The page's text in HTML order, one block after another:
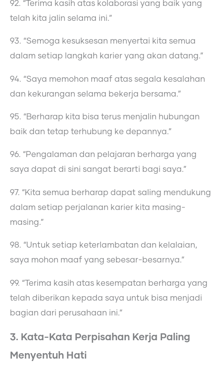
92. “Terima kasih atas kolaborasi yang baik yang
telah kita jalin selama ini.”
93. “Semoga kesuksesan menyertai kita semua
dalam setiap langkah karier yang akan datang.”
94. “Saya memohon maaf atas segala kesalahan
dan kekurangan selama bekerja bersama.”
95. “Berharap kita bisa terus menjalin hubungan
baik dan tetap terhubung ke depannya.”
96. “Pengalaman dan pelajaran berharga yang
saya dapat di sini sangat berarti bagi saya.”
97. “Kita semua berharap dapat saling mendukung
dalam setiap perjalanan karier kita masing-
masing.”
98. “Untuk setiap keterlambatan dan kelalaian,
saya mohon maaf yang sebesar-besarnya.”
99. “Terima kasih atas kesempatan berharga yang
telah diberikan kepada saya untuk bisa menjadi
bagian dari perusahaan ini.”
3. Kata-Kata Perpisahan Kerja Paling
Menyentuh Hati